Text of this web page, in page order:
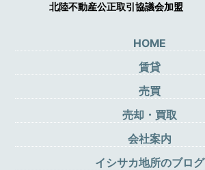
北陸不動産公正取引協議会加盟
HOME
賃貸
売買
売却・買取
会社案内
イシサカ地所のブログ